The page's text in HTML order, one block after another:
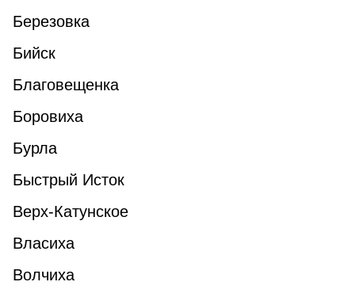
Березовка
Бийск
Благовещенка
Боровиха
Бурла
Быстрый Исток
Верх-Катунское
Власиха
Волчиха